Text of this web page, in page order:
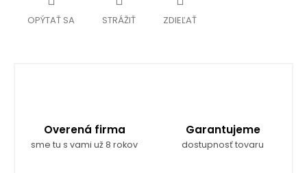
OPÝTAŤ SA STRÁŽIŤ ZDIEĽAŤ
Overená firma
sme tu s vami už 8 rokov
Garantujeme
dostupnosť tovaru